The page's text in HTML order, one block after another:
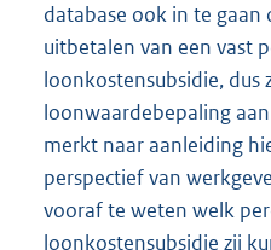
database ook in te
uitbetalen van een vast
loonkostensubsidie, dus
loonwaardebepaling
merkt naar aanleiding
perspectief van
vooraf te weten welk
loonkostensubsidie zij